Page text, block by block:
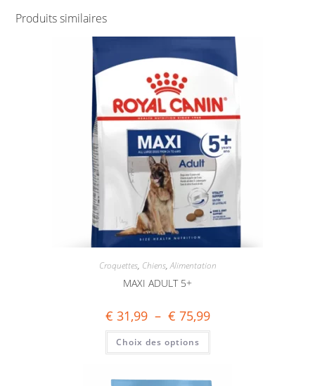
Produits similaires
Croquettes, Chiens,Alimentation
MAXI ADULT 5+
€ 31,99 – € 75,99
Choix des options